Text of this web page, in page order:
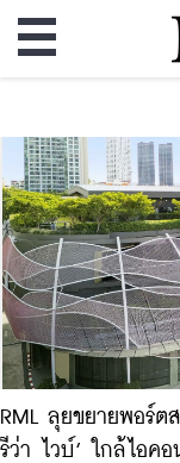
RML ลุยขยายพอร์ต
รีว่า ไวบ์’ ใกล้ไอค